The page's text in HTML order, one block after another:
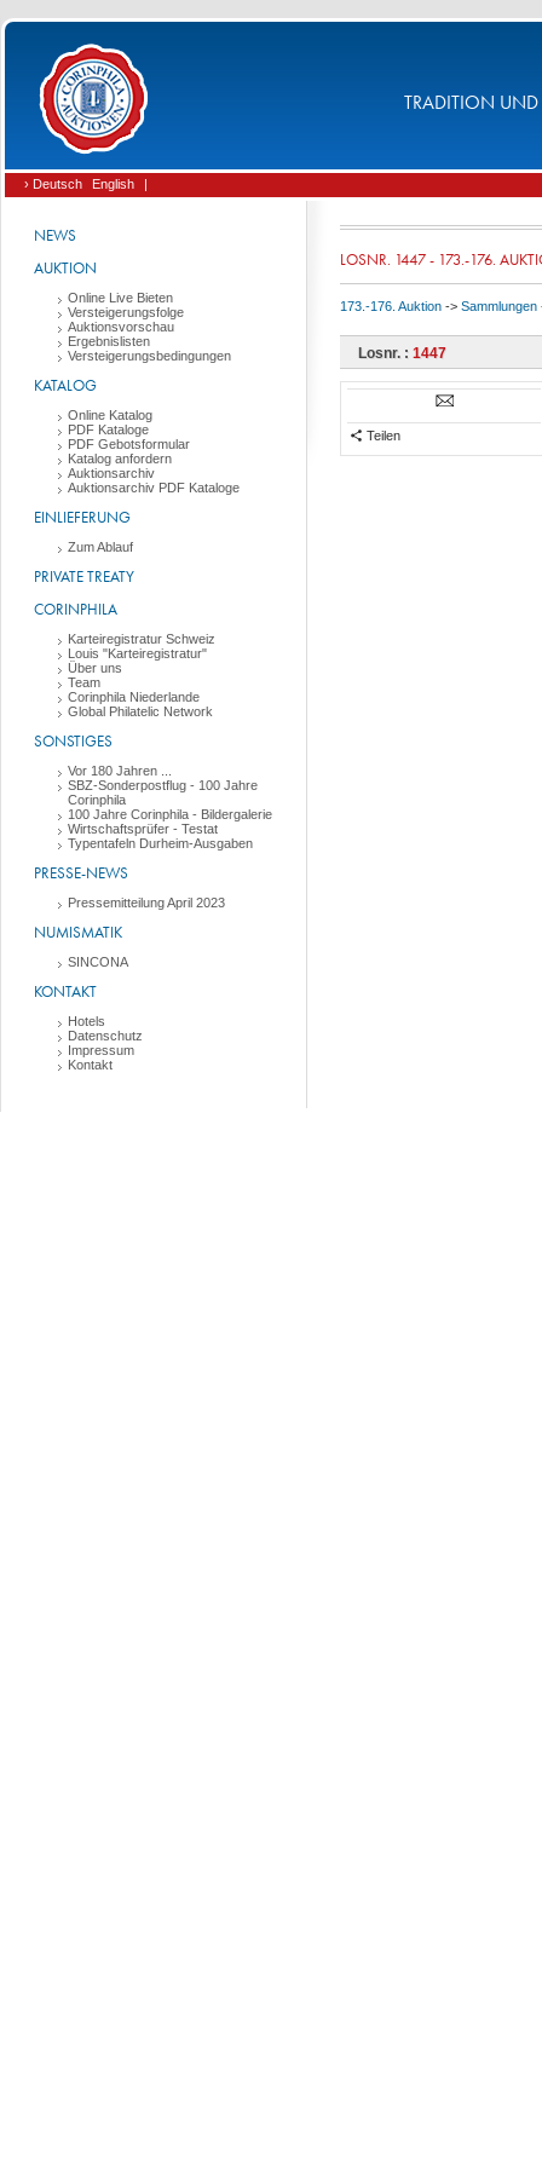
TRADITION UND
› Deutsch English |
NEWS
AUKTION
Online Live Bieten
Versteigerungsfolge
Auktionsvorschau
Ergebnislisten
Versteigerungsbedingungen
KATALOG
Online Katalog
PDF Kataloge
PDF Gebotsformular
Katalog anfordern
Auktionsarchiv
Auktionsarchiv PDF Kataloge
EINLIEFERUNG
Zum Ablauf
PRIVATE TREATY
CORINPHILA
Karteiregistratur Schweiz
Louis "Karteiregistratur"
Über uns
Team
Corinphila Niederlande
Global Philatelic Network
SONSTIGES
Vor 180 Jahren ...
SBZ-Sonderpostflug - 100 Jahre
Corinphila
100 Jahre Corinphila - Bildergalerie
Wirtschaftsprüfer - Testat
Typentafeln Durheim-Ausgaben
PRESSE-NEWS
Pressemitteilung April 2023
NUMISMATIK
SINCONA
KONTAKT
Hotels
Datenschutz
Impressum
Kontakt
LOSNR. 1447 - 173.-176.
173.-176. Auktion -> Sammlungen
Losnr. : 1447
Teilen